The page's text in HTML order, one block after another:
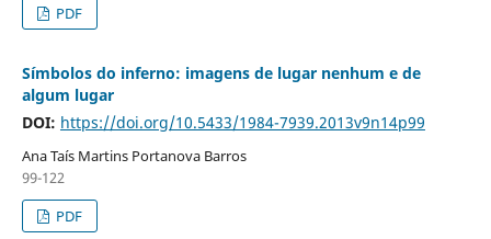
PDF
Símbolos do inferno: imagens de lugar nenhum e de
algum lugar
DOI: https://doi.org/10.5433/1984-7939.2013v9n14p99
Ana Taís Martins Portanova Barros
99-122
PDF